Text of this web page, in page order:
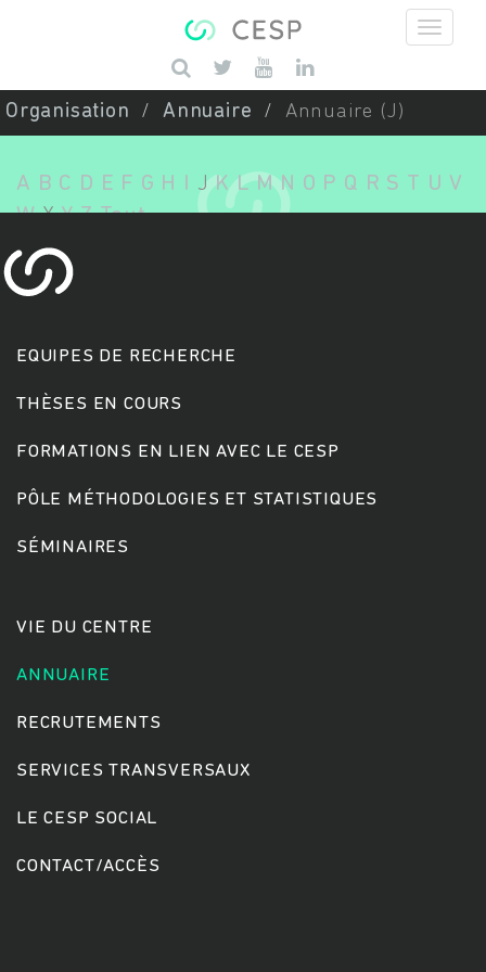
Saisissez vos mots-clés
Organisation Annuaire Annuaire (J)
A B C D E F G H J K L M N O P Q R S T U V
W X Y Z Tout
EQUIPES DE RECHERCHE
THÈSES EN COURS
FORMATIONS EN LIEN AVEC LE CESP
PÔLE MÉTHODOLOGIES ET STATISTIQUES
SÉMINAIRES
VIE DU CENTRE
ANNUAIRE
RECRUTEMENTS
SERVICES TRANSVERSAUX
LE CESP SOCIAL
CONTACT/ACCÈS